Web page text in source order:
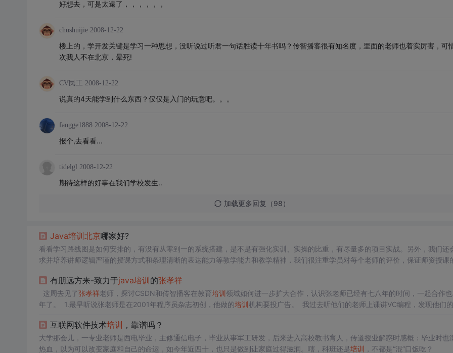
好想去，可是太遠了，，，，，，
chushuijie 2008-12-22
楼上的，学开发关键是学习一种思想，没听说过听君一句话胜读十年书吗？传智播客很有知名度，里面的老师也着实厉害，可
次我人不在北京，晕死!
CV民工 2008-12-22
说真的4天能学到什么东西？仅仅是入门的玩意吧。。。
fangge1888 2008-12-22
报个,去看看...
tidelgl 2008-12-22
期待这样的好事在我们学校发生..
加载更多回复（98）
Java培训 北京哪家好?
看看学习路线图是如何安排的，有没有从零到一的系统搭建，是不是有强化实训、实操的比重，有尽量多的项目实战。另外，我们还
求并培养讲师逻辑严谨的授课方式和条理清晰的表达能力等教学能力和教学精神，我们很注重学员对每个老师的评价，保证师资授课
衡量的，受益的是自己。行业内口碑比较好，业界没有学生的负面新闻，学生对
构，才是做教育的应有态度。
有朋远方来-致力于java培训 的张孝祥
这周去见了张孝祥老师，探讨CSDN和传智播客在教育培训领域如何进一步扩大合作，认识张老师已经有七八年的时间，一起合作
年了。 1.最早听说张老师是在2001年程序员杂志初创，他做的培训机构要投广告。 我过去听他们的老师上课讲VC编程，发现他们
互联网软件技术培训 ，靠谱吗？
大学那会儿，一专业老师是西电毕业，主修通信电子，毕业从事军工研发，后来进入高校教书育人，传道授业解惑时感概：毕业时也
热血，以为可以改变家庭和自己的命运，如今年近四十，也只是做到让家庭过得滋润。嗐，科班还是培训 ，不都是“混”口饭吃？